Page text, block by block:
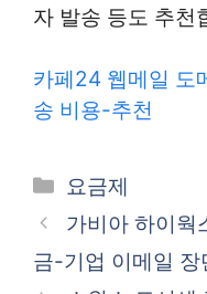
자 발송 등도 추천
카페24 웹메일 도
송 비용-추천
카
테
리
요금제
가비아 하이웍
금-기업 이메일 장